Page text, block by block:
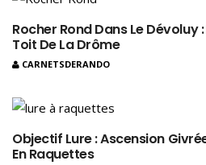
Rocher Rond Dans Le Dévoluy :
Toit De La Drôme
CARNETSDERANDO
Objectif Lure : Ascension
En Raquettes